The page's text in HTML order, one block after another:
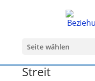
Seite wählen
Streit